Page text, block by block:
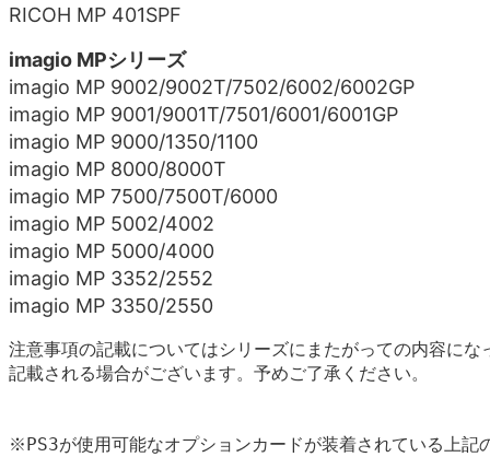
RICOH MP 401SPF
imagio MPシリーズ
imagio MP 9002/9002T/7502/6002/6002GP
imagio MP 9001/9001T/7501/6001/6001GP
imagio MP 9000/1350/1100
imagio MP 8000/8000T
imagio MP 7500/7500T/6000
imagio MP 5002/4002
imagio MP 5000/4000
imagio MP 3352/2552
imagio MP 3350/2550
注意事項の記載についてはシリーズにまたがっての内容に
記載される場合がございます。予めご了承ください。
※PS3が使用可能なオプションカードが装着されている上記